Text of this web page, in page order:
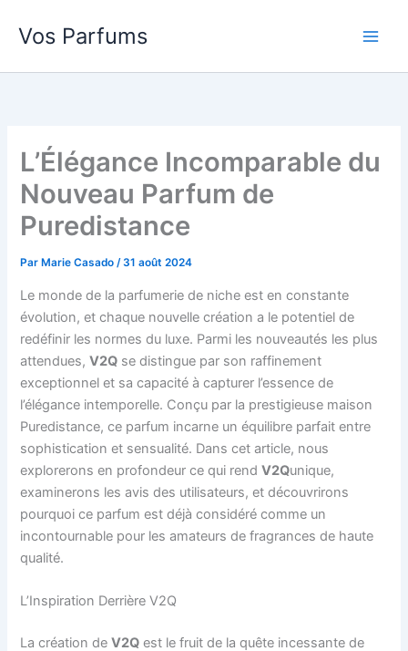
Vos Parfums
L’Élégance Incomparable du
Nouveau Parfum de
Puredistance
Par Marie Casado/31 août 2024
Le monde de la parfumerie de niche est en constante
évolution, et chaque nouvelle création a le potentiel de
redéfinir les normes du luxe. Parmi les nouveautés les plus
attendues,V2Q se distingue par son raffinement
exceptionnel et sa capacité à capturer l’essence de
l’élégance intemporelle. Conçu par la prestigieuse maison
Puredistance, ce parfum incarne un équilibre parfait entre
sophistication et sensualité. Dans cet article, nous
explorerons en profondeur ce qui rendV2Qunique,
examinerons les avis des utilisateurs, et découvrirons
pourquoi ce parfum est déjà considéré comme un
incontournable pour les amateurs de fragrances de haute
qualité.
L’Inspiration Derrière V2Q
La création deV2Q est le fruit de la quête incessante de